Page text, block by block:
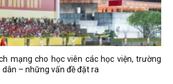
mạng cho học viên các học viện, trường
dân – những vấn đề đặt ra